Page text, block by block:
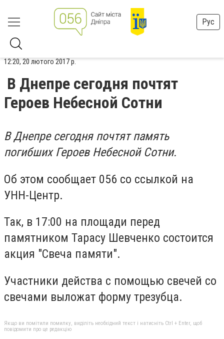
Рус
12:20, 20 лютого 2017 р.
В Днепре сегодня почтят
Героев Небесной Сотни
В Днепре сегодня почтят память
погибших Героев Небесной Сотни.
Об этом сообщает 056 со ссылкой на
УНН-Центр.
Так, в 17:00 на площади перед
памятником Тарасу Шевченко состоится
акция "Свеча памяти".
Участники действа с помощью свечей со
свечами выложат форму трезубца.
Якщо ви помітили помилку, виділіть необхідний текст і натисніть Ctrl + Enter, щоб
повідомити про це редакцію